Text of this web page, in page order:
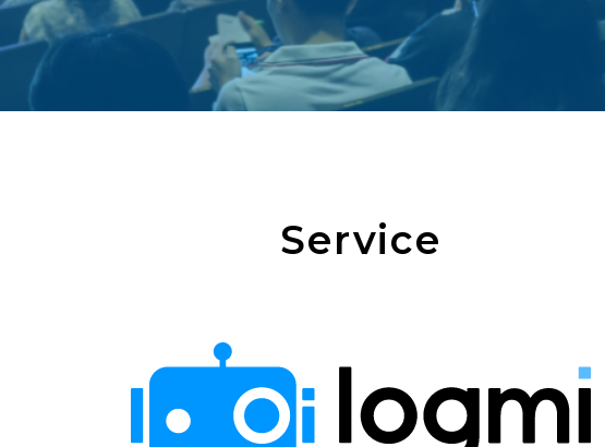
Service